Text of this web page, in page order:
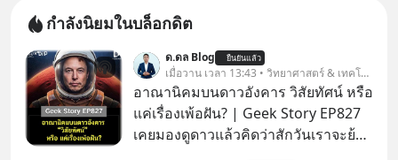
กำลังนิยมในบล็อกดิต
ด.ดล Blog ยืนยันแล้ว
เมื่อวาน เวลา 13:43 • วิทยาศาสตร์ & เทคโนโลยี
อาณานิคมบนดาวอังคาร วิสัยทัศน์ หรือ
แค่เรื่องเพ้อฝัน? | Geek Story EP827
เคยมองดูดาวแล้วคิดว่าสักวันเราจะย้าย